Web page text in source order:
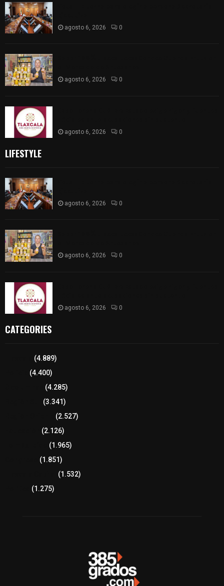
agosto 6, 2026 0
agosto 6, 2026 0
agosto 6, 2026 0
LIFESTYLE
agosto 6, 2026 0
agosto 6, 2026 0
agosto 6, 2026 0
CATEGORIES
(4.889)
(4.400)
(4.285)
(3.341)
(2.527)
(2.126)
(1.965)
(1.851)
(1.532)
(1.275)